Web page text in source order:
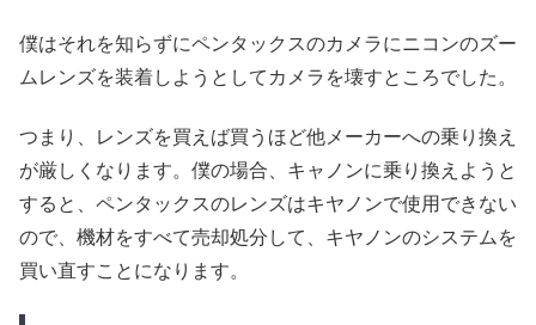
僕はそれを知らずにペンタックスのカメラにニコンのズー
ムレンズを装着しようとしてカメラを壊すところでした。
つまり、レンズを買えば買うほど他メーカーへの乗り換え
が厳しくなります。僕の場合、キャノンに乗り換えようと
すると、ペンタックスのレンズはキヤノンで使用できない
ので、機材をすべて売却処分して、キヤノンのシステムを
買い直すことになります。